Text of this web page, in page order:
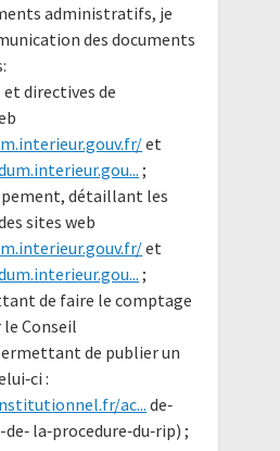
administratifs, je
des documents
et directives de
et
;
détaillant les
sites web
et
;
de faire le comptage
Conseil
de publier un
:
ac... de‐
la‐procedure‐du‐rip) ;